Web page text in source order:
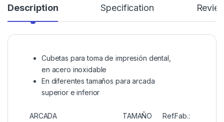
Description Specification
Cubetas para toma de impresión dental,
en acero inoxidable
En diferentes tamaños para arcada
superior e inferior
ARCADA TAMAÑO Ref.Fab.: